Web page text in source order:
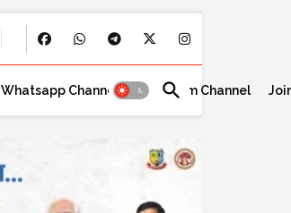
Whatsapp Channel Telegram Channel